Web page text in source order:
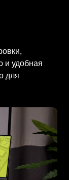
и удобная
для